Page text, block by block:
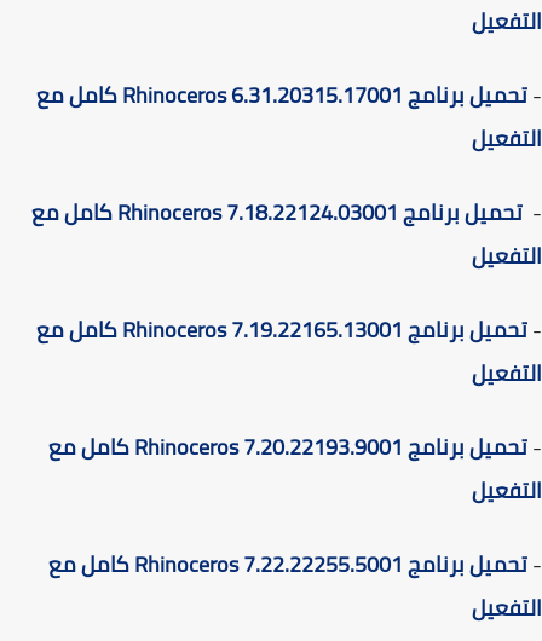
تحميل برنامج Rhinoceros 6.31.20315.17001 كامل مع
تحميل برنامج Rhinoceros 7.18.22124.03001 كامل مع
تحميل برنامج Rhinoceros 7.19.22165.13001 كامل مع
تحميل برنامج Rhinoceros 7.20.22193.9001 كامل مع
تحميل برنامج Rhinoceros 7.22.22255.5001 كامل مع